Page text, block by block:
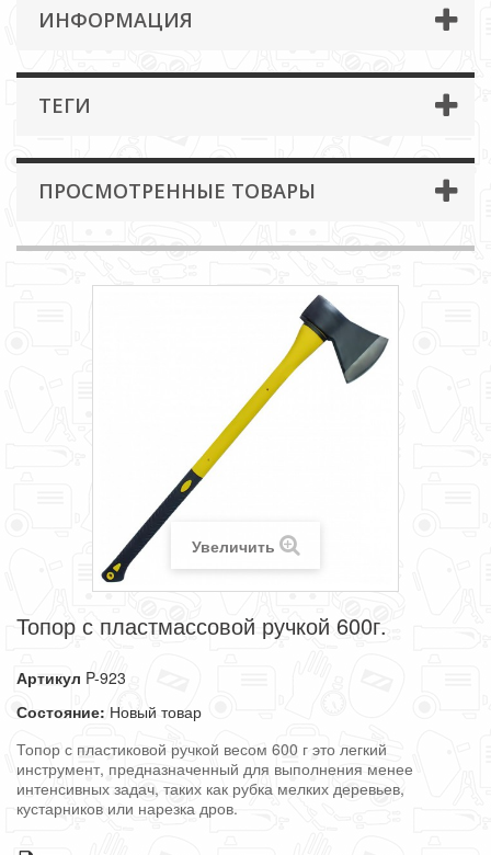
ИНФОРМАЦИЯ
ТЕГИ
ПРОСМОТРЕННЫЕ ТОВАРЫ
Увеличить
Топор с пластмассовой ручкой 600г.
Артикул P-923
Состояние: Новый товар
Топор с пластиковой ручкой весом 600 г это легкий
инструмент, предназначенный для выполнения менее
интенсивных задач, таких как рубка мелких деревьев,
кустарников или нарезка дров.